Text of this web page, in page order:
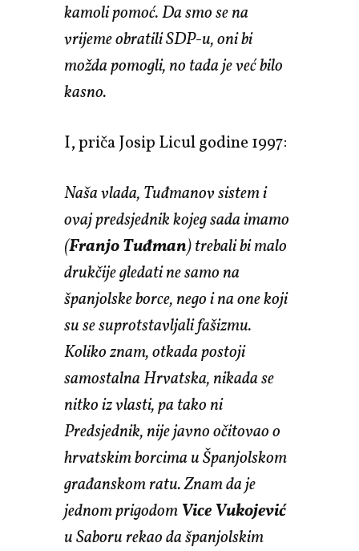
kamoli pomoć. Da smo se na
vrijeme obratili SDP-u, oni bi
možda pomogli, no tada je već bilo
kasno.
I, priča Josip Licul godine 1997:
Naša vlada, Tuđmanov sistem i
ovaj predsjednik kojeg sada imamo
(Franjo Tuđman) trebali bi malo
drukčije gledati ne samo na
španjolske borce, nego i na one koji
su se suprotstavljali fašizmu.
Koliko znam, otkada postoji
samostalna Hrvatska, nikada se
nitko iz vlasti, pa tako ni
Predsjednik, nije javno očitovao o
hrvatskim borcima u Španjolskom
građanskom ratu. Znam da je
jednom prigodom Vice Vukojević
u Saboru rekao da španjolskim